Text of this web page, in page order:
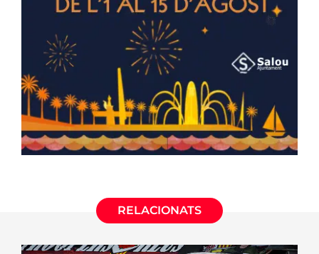
RELACIONATS